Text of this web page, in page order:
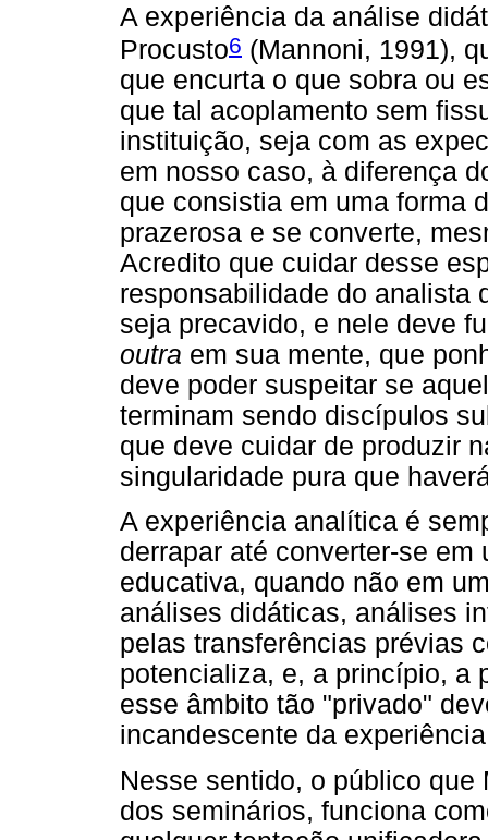
A experiência da análise
Procusto6 (Mannoni, 1991),
que encurta o que sobra ou
que tal acoplamento sem
instituição, seja com as
em nosso caso, à diferença
que consistia em uma forma
prazerosa e se converte,
Acredito que cuidar desse
responsabilidade do analista
seja precavido, e nele deve
outra em sua mente, que
deve poder suspeitar se
terminam sendo discípulos
que deve cuidar de produzir
singularidade pura que
A experiência analítica é
derrapar até converter-se
educativa, quando não em
análises didáticas, análises
pelas transferências prévias
potencializa, e, a princípio, a
esse âmbito tão "privado"
incandescente da
Nesse sentido, o público
dos seminários, funciona